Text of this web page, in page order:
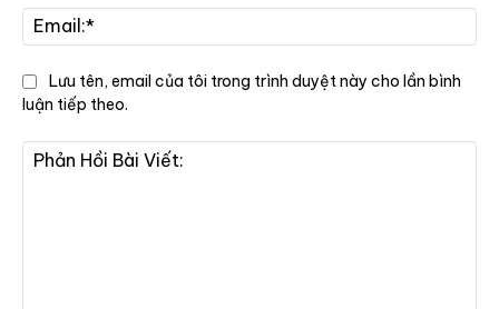
Lưu tên, email của tôi trong trình duyệt này cho lần bình
luận tiếp theo.